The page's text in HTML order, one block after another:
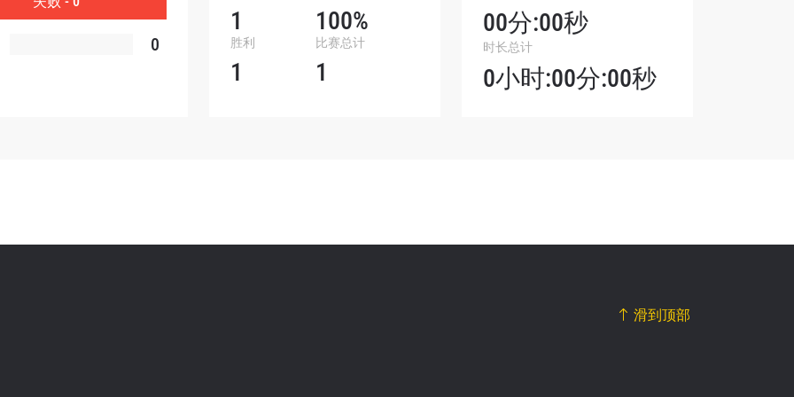
0
1 100%
胜利
1
比赛总计
1
00分:00秒
时长总计
0小时:00分:00秒
滑到顶部
格签署弹出免责声明，即表示您同意我们的隐私政策，我们将收
集、使用和披露您的信息。您可以随时取消订阅这些信息。